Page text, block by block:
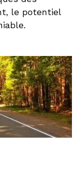
le potentiel